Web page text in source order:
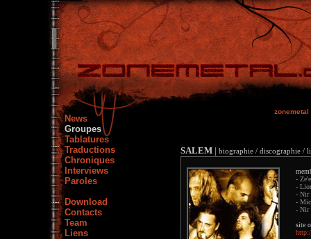
News
Groupes
Tablatures
Traductions
Chroniques
Interviews
Paroles
Download
Contacts
Team
Liens
zonemetal
SALEM | biographie / discographie /
-
-
- Nir
-
- Nir
site